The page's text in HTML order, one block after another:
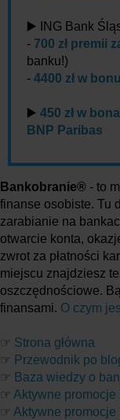
▶️ ING Bank
- 700 zł premii
banku!)
- 4400 zł w
▶️ 450 zł w
BNP Paribas
Bankobranie® - to
finanse osobiste. Tu
zarabianie na
otwarcie konta,
zwrot za płatności
miejscu znajdziesz
oszczędnościowe.
finansami. O czym
☞ Strona główna
☞ Przewodnik po
☞ Baza wiedzy o
☞ Aktywne promocje
☞ Aktywne promocje